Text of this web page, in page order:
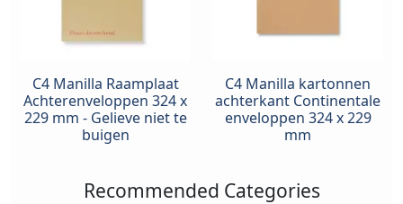
C4 Manilla Raamplaat
Achterenveloppen 324 x
229 mm - Gelieve niet te
buigen
C4 Manilla kartonnen
achterkant Continentale
enveloppen 324 x 229
mm
Recommended Categories